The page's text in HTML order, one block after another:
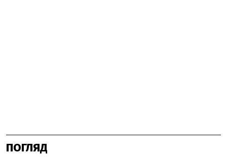
ПОГЛЯД